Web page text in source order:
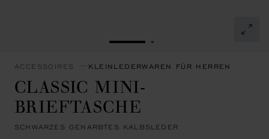
ZUR FOLIE GEHEN 1
ZUR FOLIE GEHEN 2
ACCESSOIRES KLEINLEDERWAREN FÜR HERREN
CLASSIC MINI-
BRIEFTASCHE
SCHWARZES GENARBTES KALBSLEDER